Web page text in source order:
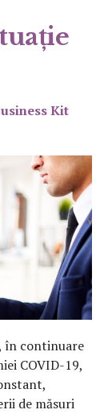
Kit
în continuare
COVID-19,
de măsuri